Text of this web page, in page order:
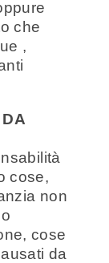
che
,
cose,
non
cose
da